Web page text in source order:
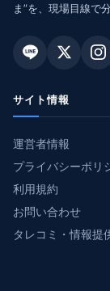
ま”を、現場目線で
サイト情報
運営者情報
プライバシーポリ
利用規約
お問い合わせ
タレコミ・情報提